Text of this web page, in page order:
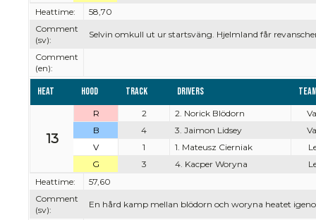
Heattime:
58,70
Comment
(sv):
Selvin omkull ut ur startsväng. Hjelmland får
Comment
(en):
Heat Hood Track Drivers
13
R 2 2. Norick Blödorn
B
4 3. Jaimon Lidsey
V
1 1. Mateusz Cierniak
G
3 4. Kacper Woryna
Heattime:
57,60
Comment
(sv):
En hård kamp mellan blödorn och woryna heatet